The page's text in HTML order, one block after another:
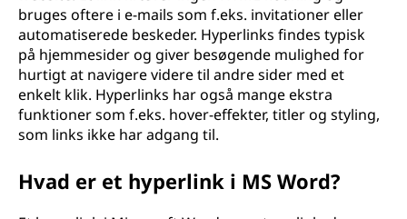
bruges oftere i e-mails som f.eks. invitationer eller
automatiserede beskeder. Hyperlinks findes typisk
på hjemmesider og giver besøgende mulighed for
hurtigt at navigere videre til andre sider med et
enkelt klik. Hyperlinks har også mange ekstra
funktioner som f.eks. hover-effekter, titler og styling,
som links ikke har adgang til.
Hvad er et hyperlink i MS Word?